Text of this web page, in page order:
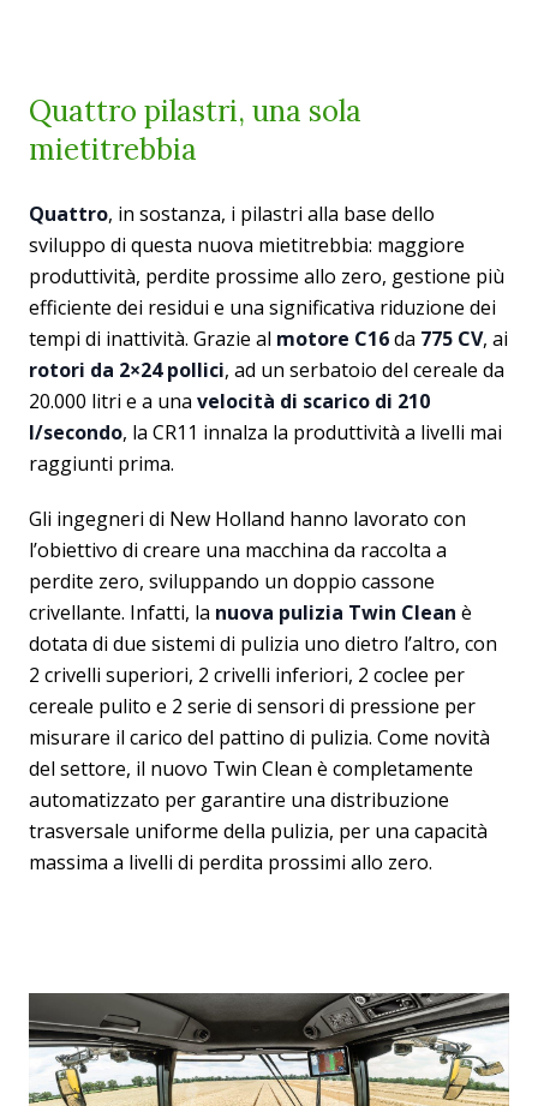
Quattro pilastri, una sola
mietitrebbia
Quattro, in sostanza, i pilastri alla base dello
sviluppo di questa nuova mietitrebbia: maggiore
produttività, perdite prossime allo zero, gestione più
efficiente dei residui e una significativa riduzione dei
tempi di inattività. Grazie al motore C16da 775 CV, ai
rotori da 2×24 pollici, ad un serbatoio del cereale da
20.000 litri e a una velocità di scarico di 210
l/secondo, la CR11 innalza la produttività a livelli mai
raggiunti prima.
Gli ingegneri di New Holland hanno lavorato con
l’obiettivo di creare una macchina da raccolta a
perdite zero, sviluppando un doppio cassone
crivellante. Infatti, la nuova pulizia Twin Clean è
dotata di due sistemi di pulizia uno dietro l’altro, con
2 crivelli superiori, 2 crivelli inferiori, 2 coclee per
cereale pulito e 2 serie di sensori di pressione per
misurare il carico del pattino di pulizia. Come novità
del settore, il nuovo Twin Clean è completamente
automatizzato per garantire una distribuzione
trasversale uniforme della pulizia, per una capacità
massima a livelli di perdita prossimi allo zero.